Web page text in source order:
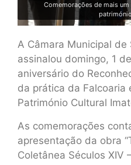
Comemorações de mais
A Câmara Municipal
assinalou domingo, 1
aniversário do
da prática da Falcoaria
Património Cultural
As comemorações
apresentação da obra
Coletânea Séculos XIV